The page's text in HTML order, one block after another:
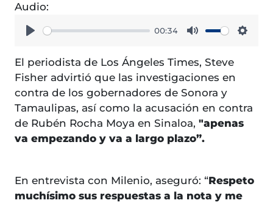
Audio:
00:34
El periodista de Los Ángeles Times, Steve
Fisher advirtió que las investigaciones en
contra de los gobernadores de Sonora y
Tamaulipas, así como la acusación en contra
de Rubén Rocha Moya en Sinaloa, "apenas
va empezando y va a largo plazo”.
En entrevista con Milenio, aseguró: “Respeto
muchísimo sus respuestas a la nota y me